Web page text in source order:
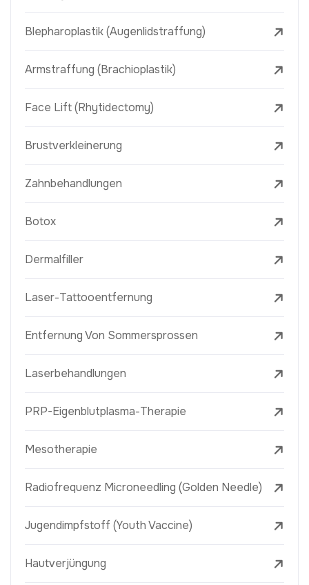
Blepharoplastik (Augenlidstraffung)
Armstraffung (Brachioplastik)
Face Lift (Rhytidectomy)
Brustverkleinerung
Zahnbehandlungen
Botox
Dermalfiller
Laser-Tattooentfernung
Entfernung Von Sommersprossen
Laserbehandlungen
PRP-Eigenblutplasma-Therapie
Mesotherapie
Radiofrequenz Microneedling (Golden Needle)
Jugendimpfstoff (Youth Vaccine)
Hautverjüngung